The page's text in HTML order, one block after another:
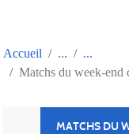
Accueil
Matchs du week-end
MATCHS DU